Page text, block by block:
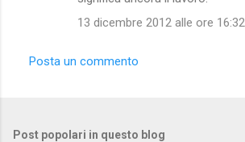
t
13 dicembre 2012 alle ore 16:32
Posta un commento
Post popolari in questo blog